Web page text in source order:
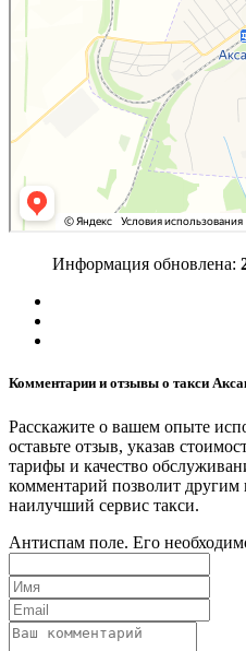
Информация обновлена:
Комментарии и отзывы о такси
Расскажите о вашем опыте
оставьте отзыв, указав
тарифы и качество
комментарий позволит другим
наилучший сервис такси.
Антиспам поле. Его